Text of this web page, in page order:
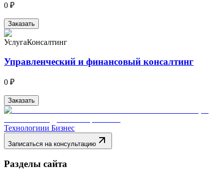
0 ₽
Заказать
УслугаКонсалтинг
Управленческий и финансовый консалтинг
0 ₽
Заказать
Технологиии Бизнес
Записаться на консультацию
Разделы сайта